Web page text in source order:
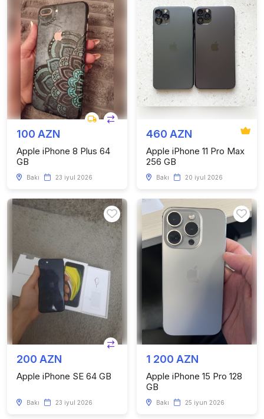
100 AZN
Apple iPhone 8 Plus 64
GB
Bakı 23 iyul 2026
460 AZN
Apple iPhone 11 Pro Max
256 GB
Bakı 20 iyul 2026
200 AZN
Apple iPhone SE 64 GB
Bakı 23 iyul 2026
1 200 AZN
Apple iPhone 15 Pro 128
GB
Bakı 25 iyun 2026